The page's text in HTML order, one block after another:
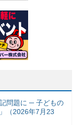
問題に ─ 子どもの
（2026年7月23